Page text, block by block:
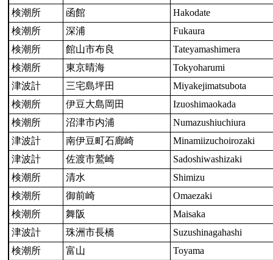
検潮所
函館
Hakodate
検潮所
深浦
Fukaura
検潮所
館山市布良
Tateyamashimera
検潮所
東京晴海
Tokyoharumi
津波計
三宅島坪田
Miyakejimatsubota
検潮所
伊豆大島岡田
Izuoshimaokada
検潮所
沼津市内浦
Numazushiuchiura
津波計
南伊豆町石廊崎
Minamiizuchoirozaki
津波計
佐渡市鷲崎
Sadoshiwashizaki
検潮所
清水
Shimizu
検潮所
御前崎
Omaezaki
検潮所
舞阪
Maisaka
津波計
珠洲市長橋
Suzushinagahashi
検潮所
富山
Toyama